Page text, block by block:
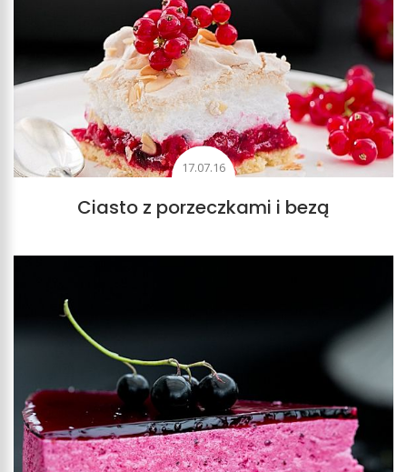
17.07.16
Ciasto z porzeczkami i bezą